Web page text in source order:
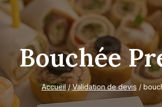
Bouchée
Accueil / Validation de devis /